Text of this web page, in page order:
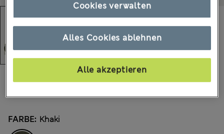
FARBE: Khaki
Alles Cookies ablehnen
Alle akzeptieren
Cookies verwalten